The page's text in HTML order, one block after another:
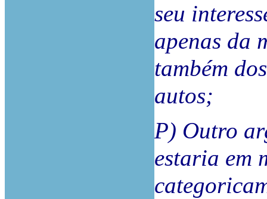
seu
apenas da
também
autos;
P) Outro
estaria em